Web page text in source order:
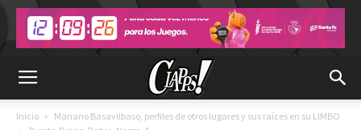
Inicio
Mariano Basavilbaso, perfiles de otros lugares y sus raíces en su LIMBO